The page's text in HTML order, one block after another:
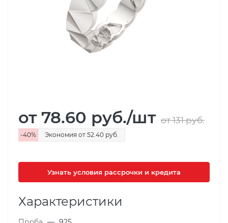
от 78.60 руб./шт от 131руб.
-40% Экономия от 52.40 руб.
Узнать условия рассрочки и кредита
Характеристики